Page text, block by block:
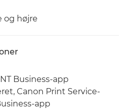
og højre
Business-app
Canon Print Service-
app